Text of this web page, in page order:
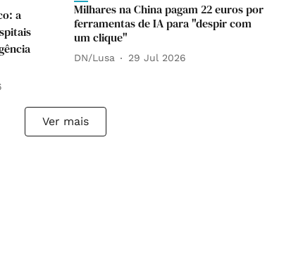
a
Milhares na China pagam 22 euros por
ferramentas de IA para "despir com
um clique"
DN/Lusa 29 Jul 2026
Ver mais